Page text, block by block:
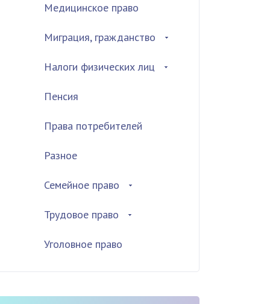
Медицинское право
Миграция, гражданство
Налоги физических лиц
Пенсия
Права потребителей
Разное
Семейное право
Трудовое право
Уголовное право